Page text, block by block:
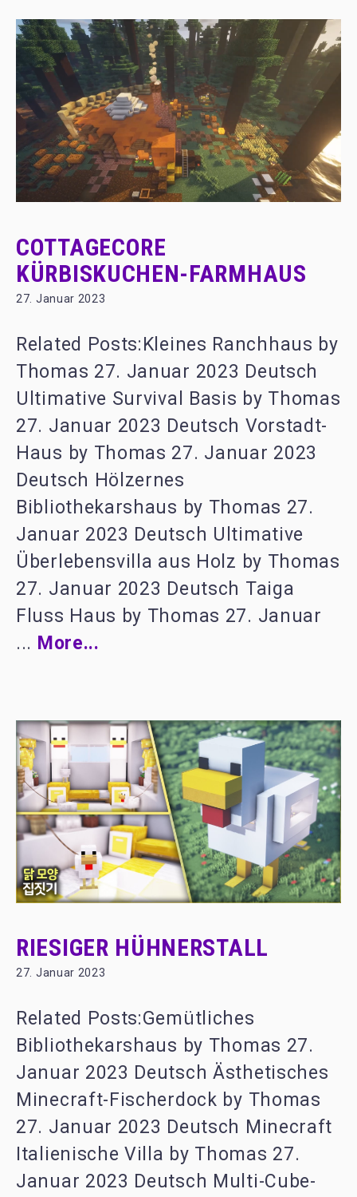
COTTAGECORE
KÜRBISKUCHEN-FARMHAUS
27. Januar 2023
Related Posts:Kleines Ranchhaus by
Thomas 27. Januar 2023 Deutsch
Ultimative Survival Basis by Thomas
27. Januar 2023 Deutsch Vorstadt-
Haus by Thomas 27. Januar 2023
Deutsch Hölzernes
Bibliothekarshaus by Thomas 27.
Januar 2023 Deutsch Ultimative
Überlebensvilla aus Holz by Thomas
27. Januar 2023 Deutsch Taiga
Fluss Haus by Thomas 27. Januar
... More...
RIESIGER HÜHNERSTALL
27. Januar 2023
Related Posts:Gemütliches
Bibliothekarshaus by Thomas 27.
Januar 2023 Deutsch Ästhetisches
Minecraft-Fischerdock by Thomas
27. Januar 2023 Deutsch Minecraft
Italienische Villa by Thomas 27.
Januar 2023 Deutsch Multi-Cube-